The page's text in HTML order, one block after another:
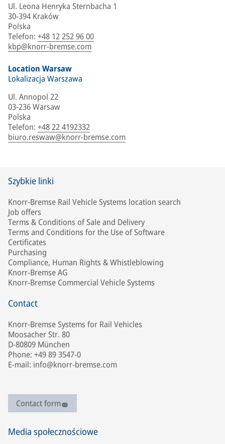
Ul. Leona Henryka Sternbacha 1
30-394 Kraków
Polska
Telefon: +48 12 252 96 00
kbp@knorr-bremse.com
Location Warsaw
Lokalizacja Warszawa
Ul. Annopol 22
03-236 Warsaw
Polska
Telefon: +48 22 4192332
biuro.reswaw@knorr-bremse.com
Szybkie linki
Knorr-Bremse Rail Vehicle Systems location search
Job offers
Terms & Conditions of Sale and Delivery
Terms and Conditions for the Use of Software
Certificates
Purchasing
Compliance, Human Rights & Whistleblowing
Knorr-Bremse AG
Knorr-Bremse Commercial Vehicle Systems
Contact
Knorr-Bremse Systems for Rail Vehicles
Moosacher Str. 80
D-80809 München
Phone: +49 89 3547-0
E-mail: info@knorr-bremse.com
Contact form
Media społecznościowe